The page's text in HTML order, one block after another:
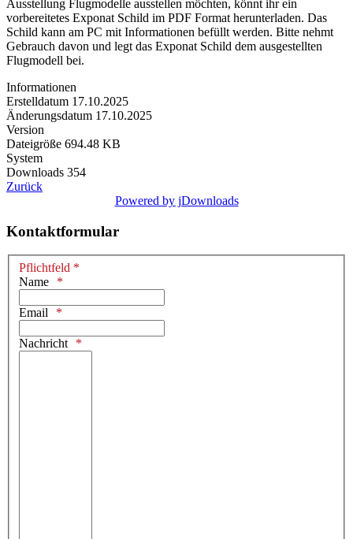
Ausstellung Flugmodelle ausstellen möchten, könnt ihr ein
vorbereitetes Exponat Schild im PDF Format herunterladen. Das
Schild kann am PC mit Informationen befüllt werden. Bitte nehmt
Gebrauch davon und legt das Exponat Schild dem ausgestellten
Flugmodell bei.
Informationen
Erstelldatum 17.10.2025
Änderungsdatum 17.10.2025
Version
Dateigröße 694.48 KB
System
Downloads 354
Zurück
Powered by jDownloads
Kontaktformular
Pflichtfeld *
Name
Email
Nachricht